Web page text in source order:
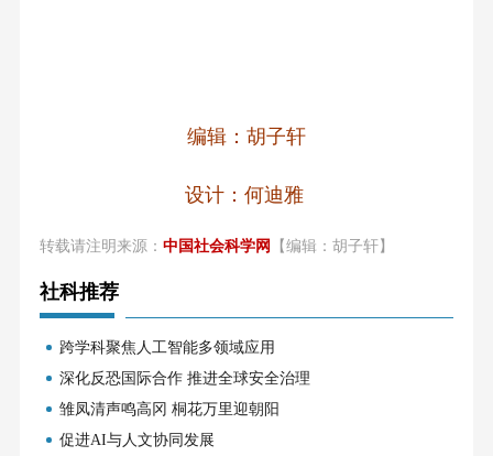
编辑：胡子轩
设计：何迪雅
转载请注明来源： 中国社会科学网 【编辑：胡子轩】
社科推荐
跨学科聚焦人工智能多领域应用
深化反恐国际合作 推进全球安全治理
雏凤清声鸣高冈 桐花万里迎朝阳
促进AI与人文协同发展